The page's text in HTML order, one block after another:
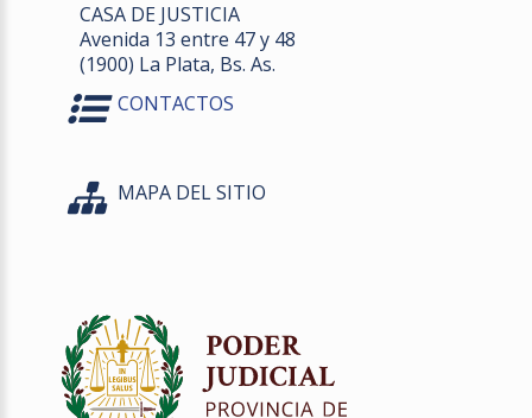
CASA DE JUSTICIA
Avenida 13 entre 47 y 48
(1900) La Plata, Bs. As.
CONTACTOS
MAPA DEL SITIO